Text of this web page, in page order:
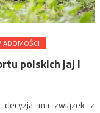
polskich jaj i
decyzja ma związek z